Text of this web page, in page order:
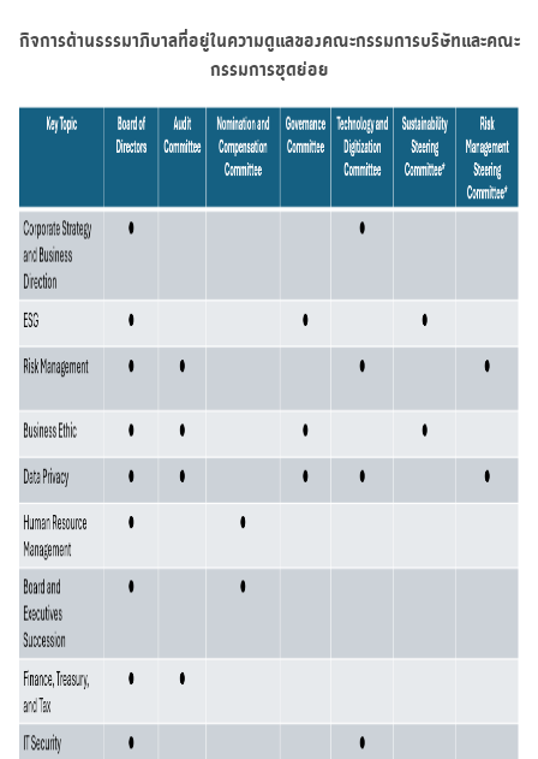
กิจการด้านธรรมาภิบาลที่อยู่ในความดูแลของคณะกรรมการบริษัทและคณะ
กรรมการชุดย่อย